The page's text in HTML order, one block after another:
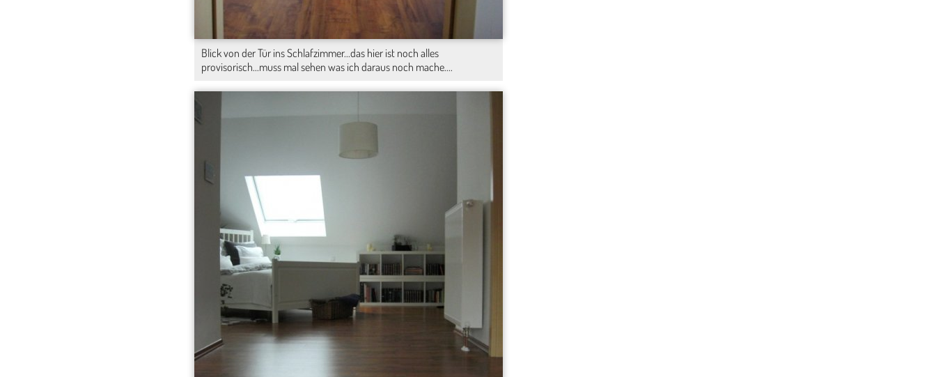
Blick von der Tür ins Schlafzimmer...das hier ist noch alles
provisorisch...muss mal sehen was ich daraus noch mache....